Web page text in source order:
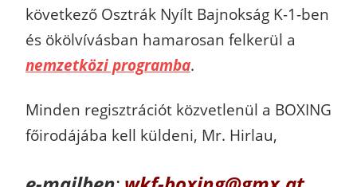
következő Osztrák Nyílt Bajnokság K-1-ben
és ökölvívásban hamarosan felkerül a
nemzetközi programba.
Minden regisztrációt közvetlenül a BOXING
főirodájába kell küldeni, Mr. Hirlau,